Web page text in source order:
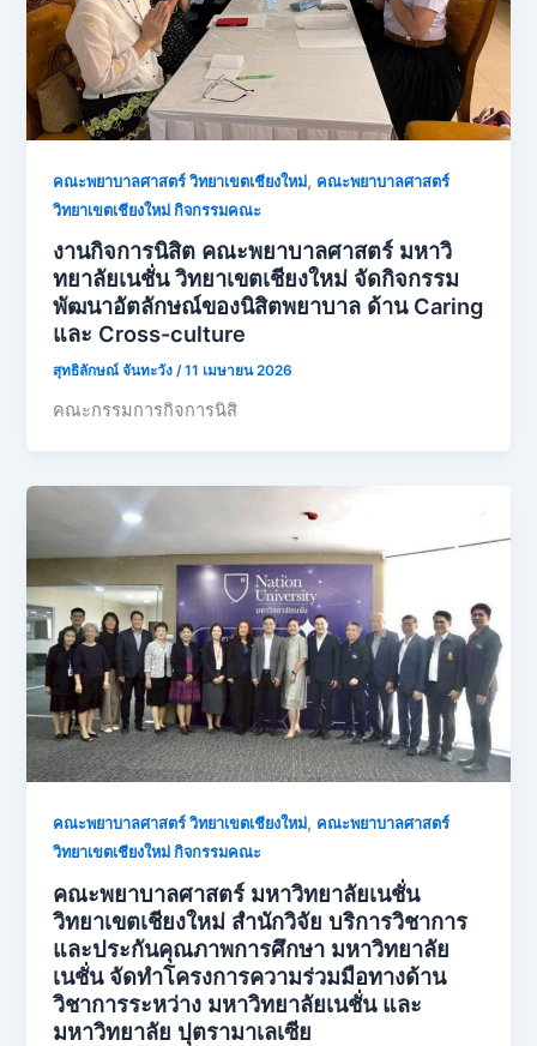
คณะพยาบาลศาสตร์ วิทยาเขตเชียงใหม่, คณะพยาบาลศาสตร์
วิทยาเขตเชียงใหม่ กิจกรรมคณะ
งานกิจการนิสิต คณะพยาบาลศาสตร์ มหาวิ
ทยาลัยเนชั่น วิทยาเขตเชียงใหม่ จัดกิจกรรม
พัฒนาอัตลักษณ์ของนิสิตพยาบาล ด้าน Caring
และ Cross-culture
สุทธิลักษณ์ จันทะวัง/11 เมษายน 2026
คณะกรรมการกิจการนิสิ
คณะพยาบาลศาสตร์ วิทยาเขตเชียงใหม่, คณะพยาบาลศาสตร์
วิทยาเขตเชียงใหม่ กิจกรรมคณะ
คณะพยาบาลศาสตร์ มหาวิทยาลัยเนชั่น
วิทยาเขตเชียงใหม่ สำนักวิจัย บริการวิชาการ
และประกันคุณภาพการศึกษา มหาวิทยาลัย
เนชั่น จัดทำโครงการความร่วมมือทางด้าน
วิชาการระหว่าง มหาวิทยาลัยเนชั่น และ
มหาวิทยาลัย ปุตรามาเลเซีย